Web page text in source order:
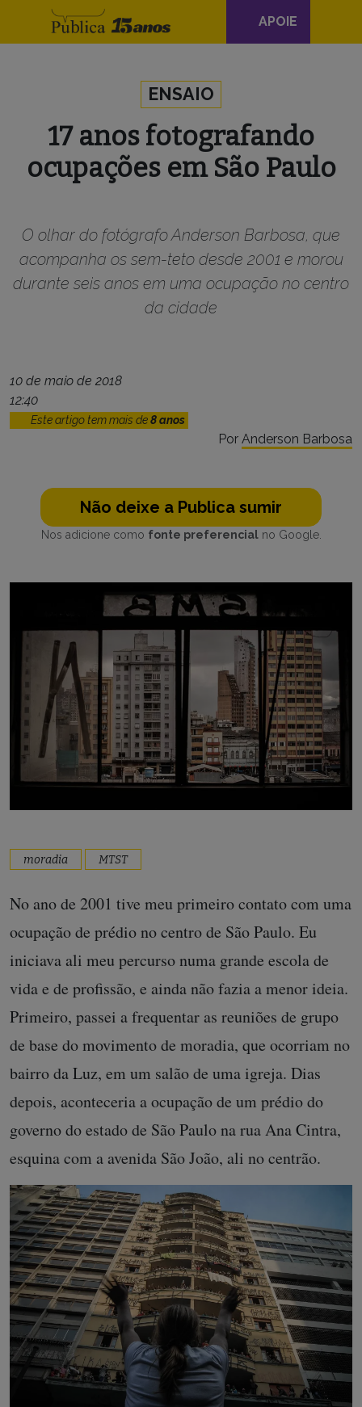
Navegação
principal
APOIE
ENSAIO
17 anos fotografando
ocupações em São Paulo
O olhar do fotógrafo Anderson Barbosa, que
acompanha os sem-teto desde 2001 e morou
durante seis anos em uma ocupação no centro
da cidade
10 de maio de 2018
12:40
Este artigo tem mais de8 anos
Por Anderson Barbosa
Não deixe a Publica sumir
Nos adicione como fonte preferencialno Google.
moradia MTST
No ano de 2001 tive meu primeiro contato com uma
ocupação de prédio no centro de São Paulo. Eu
iniciava ali meu percurso numa grande escola de
vida e de profissão, e ainda não fazia a menor ideia.
Primeiro, passei a frequentar as reuniões de grupo
de base do movimento de moradia, que ocorriam no
bairro da Luz, em um salão de uma igreja. Dias
depois, aconteceria a ocupação de um prédio do
governo do estado de São Paulo na rua Ana Cintra,
esquina com a avenida São João, ali no centrão.